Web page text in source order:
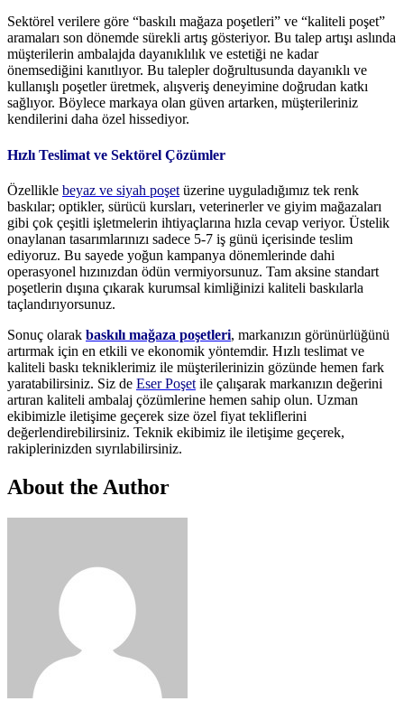
Sektörel verilere göre “baskılı mağaza poşetleri” ve “kaliteli poşet”
aramaları son dönemde sürekli artış gösteriyor. Bu talep artışı aslında
müşterilerin ambalajda dayanıklılık ve estetiği ne kadar
önemsediğini kanıtlıyor. Bu talepler doğrultusunda dayanıklı ve
kullanışlı poşetler üretmek, alışveriş deneyimine doğrudan katkı
sağlıyor. Böylece markaya olan güven artarken, müşterileriniz
kendilerini daha özel hissediyor.
Hızlı Teslimat ve Sektörel Çözümler
Özellikle beyaz ve siyah poşet üzerine uyguladığımız tek renk
baskılar; optikler, sürücü kursları, veterinerler ve giyim mağazaları
gibi çok çeşitli işletmelerin ihtiyaçlarına hızla cevap veriyor. Üstelik
onaylanan tasarımlarınızı sadece 5-7 iş günü içerisinde teslim
ediyoruz. Bu sayede yoğun kampanya dönemlerinde dahi
operasyonel hızınızdan ödün vermiyorsunuz. Tam aksine standart
poşetlerin dışına çıkarak kurumsal kimliğinizi kaliteli baskılarla
taçlandırıyorsunuz.
Sonuç olarak baskılı mağaza poşetleri, markanızın görünürlüğünü
artırmak için en etkili ve ekonomik yöntemdir. Hızlı teslimat ve
kaliteli baskı tekniklerimiz ile müşterilerinizin gözünde hemen fark
yaratabilirsiniz. Siz de Eser Poşet ile çalışarak markanızın değerini
artıran kaliteli ambalaj çözümlerine hemen sahip olun. Uzman
ekibimizle iletişime geçerek size özel fiyat tekliflerini
değerlendirebilirsiniz. Teknik ekibimiz ile iletişime geçerek,
rakiplerinizden sıyrılabilirsiniz.
About the Author